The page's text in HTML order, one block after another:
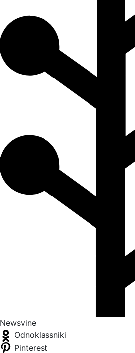
Newsvine
Odnoklassniki
Pinterest